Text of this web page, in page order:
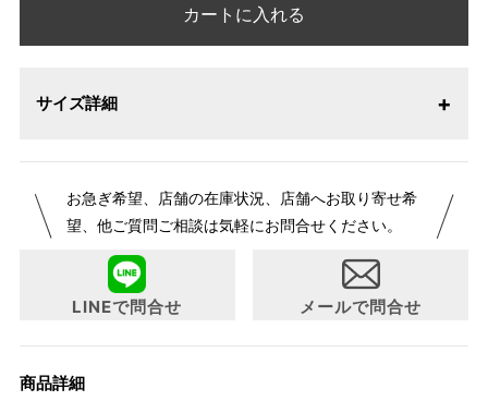
カートに入れる
サイズ詳細
お急ぎ希望、店舗の在庫状況、店舗へお取り寄せ希
望、他ご質問ご相談は気軽にお問合せください。
LINEで問合せ メールで問合せ
商品詳細